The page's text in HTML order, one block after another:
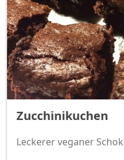
Zucchinikuchen
Leckerer veganer